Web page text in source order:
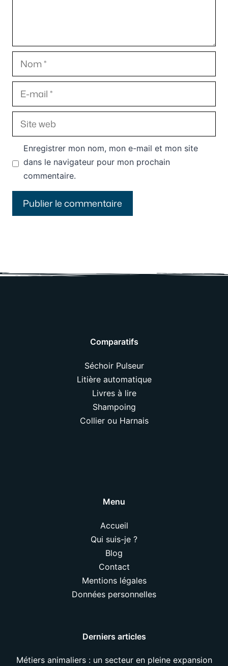
Nom
E-
mail
Site
web
Enregistrer mon nom, mon e-mail et mon site
dans le navigateur pour mon prochain
commentaire.
Comparatifs
Séchoir Pulseur
Litière automatique
Livres à lire
Shampoing
Collier ou Harnais
Menu
Accueil
Qui suis-je ?
Blog
Contact
Mentions légales
Données personnelles
Derniers articles
Métiers animaliers : un secteur en pleine expansion